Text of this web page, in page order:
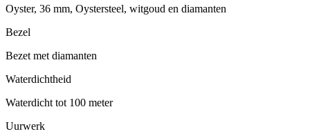
Oyster, 36 mm, Oystersteel, witgoud en diamanten
Bezel
Bezet met diamanten
Waterdichtheid
Waterdicht tot 100 meter
Uurwerk